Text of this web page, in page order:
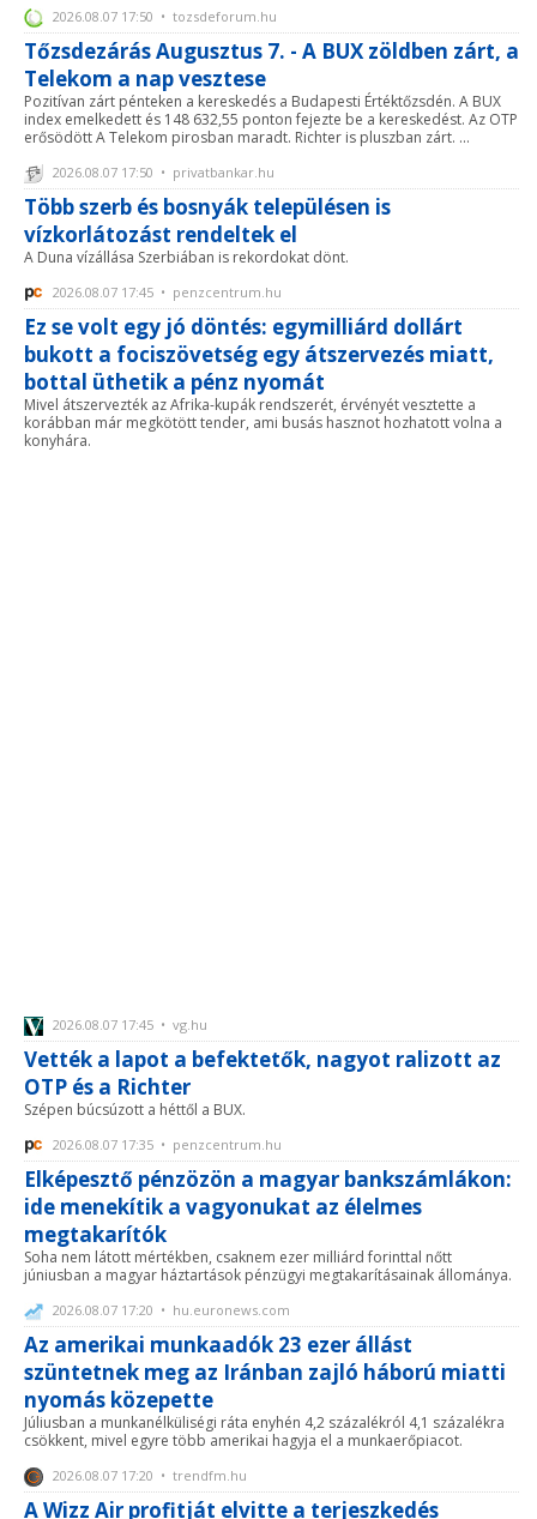
2026.08.07 17:50 • tozsdeforum.hu
Tőzsdezárás Augusztus 7. - A BUX zöldben zárt, a
Telekom a nap vesztese
Pozitívan zárt pénteken a kereskedés a Budapesti Értéktőzsdén. A BUX
index emelkedett és 148 632,55 ponton fejezte be a kereskedést. Az OTP
erősödött A Telekom pirosban maradt. Richter is pluszban zárt. ...
2026.08.07 17:50 • privatbankar.hu
Több szerb és bosnyák településen is
vízkorlátozást rendeltek el
A Duna vízállása Szerbiában is rekordokat dönt.
2026.08.07 17:45 • penzcentrum.hu
Ez se volt egy jó döntés: egymilliárd dollárt
bukott a fociszövetség egy átszervezés miatt,
bottal üthetik a pénz nyomát
Mivel átszervezték az Afrika-kupák rendszerét, érvényét vesztette a
korábban már megkötött tender, ami busás hasznot hozhatott volna a
konyhára.
2026.08.07 17:45 • vg.hu
Vették a lapot a befektetők, nagyot ralizott az
OTP és a Richter
Szépen búcsúzott a héttől a BUX.
2026.08.07 17:35 • penzcentrum.hu
Elképesztő pénzözön a magyar bankszámlákon:
ide menekítik a vagyonukat az élelmes
megtakarítók
Soha nem látott mértékben, csaknem ezer milliárd forinttal nőtt
júniusban a magyar háztartások pénzügyi megtakarításainak állománya.
2026.08.07 17:20 • hu.euronews.com
Az amerikai munkaadók 23 ezer állást
szüntetnek meg az Iránban zajló háború miatti
nyomás közepette
Júliusban a munkanélküliségi ráta enyhén 4,2 százalékról 4,1 százalékra
csökkent, mivel egyre több amerikai hagyja el a munkaerőpiacot.
2026.08.07 17:20 • trendfm.hu
A Wizz Air profitját elvitte a terjeszkedés